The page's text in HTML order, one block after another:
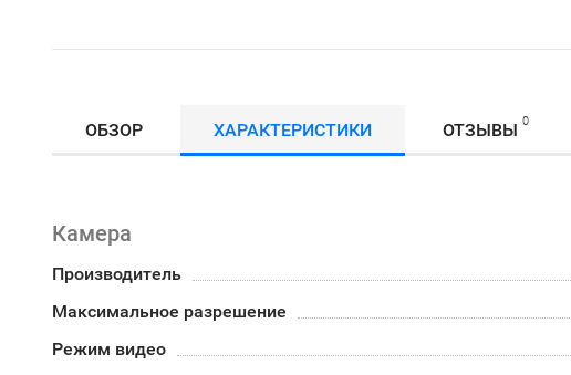
ОБЗОР ХАРАКТЕРИСТИКИ ОТЗЫВЫ 0
Камера
Производитель
Максимальное разрешение
Режим видео